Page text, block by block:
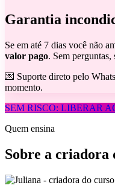
Garantia
Se em até 7 dias você não
valor pago. Sem perguntas,
💌 Suporte direto pelo
momento.
SEM RISCO: LIBERAR
Quem ensina
Sobre a criadora